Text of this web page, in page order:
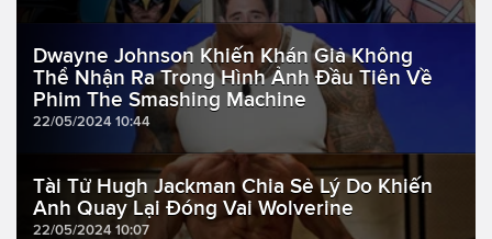
Dwayne Johnson Khiến Khán Giả Không
Thể Nhận Ra Trong Hình Ảnh Đầu Tiên Về
Phim The Smashing Machine
22/05/2024 10:44
Tài Tử Hugh Jackman Chia Sẻ Lý Do Khiến
Anh Quay Lại Đóng Vai Wolverine
22/05/2024 10:07